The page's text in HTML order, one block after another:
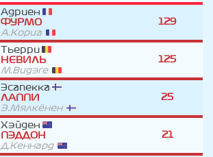
Адриен
ФУРМО
А.Кориа
129
Тьерри
НЕВИЛЬ
М.Видэге
125
Эсапекка
ЛАППИ
Э.Мялкёнен
25
Хэйден
ПЭДДОН
Д.Кеннард
21